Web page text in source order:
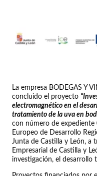
La empresa BODEGAS Y
concluido el proyecto
electromagnético en el
tratamiento de la uva en
con número de expediente
Europeo de Desarrollo
Junta de Castilla y León, a
Empresarial de Castilla y
investigación, el desarrollo